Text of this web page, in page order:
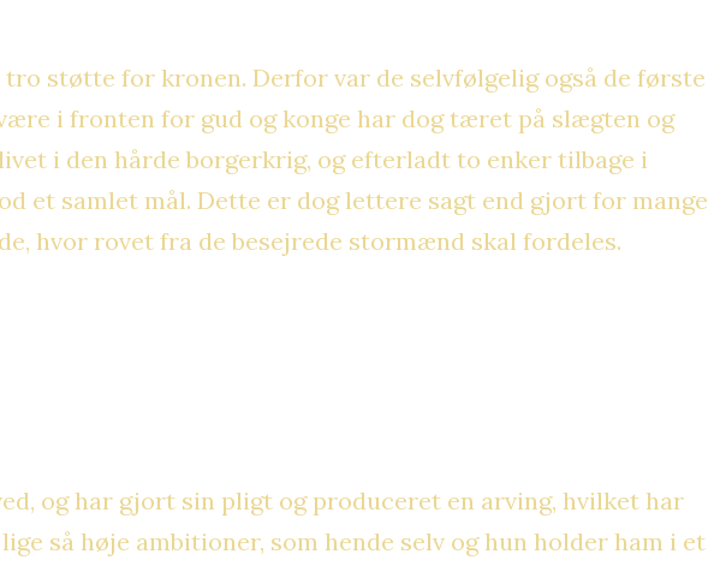
støtte for kronen. Derfor var de selvfølgelig også de første
i fronten for gud og konge har dog tæret på slægten og
i den hårde borgerkrig, og efterladt to enker tilbage i
et samlet mål. Dette er dog lettere sagt end gjort for mange
hvor rovet fra de besejrede stormænd skal fordeles.
og har gjort sin pligt og produceret en arving, hvilket har
så høje ambitioner, som hende selv og hun holder ham i et